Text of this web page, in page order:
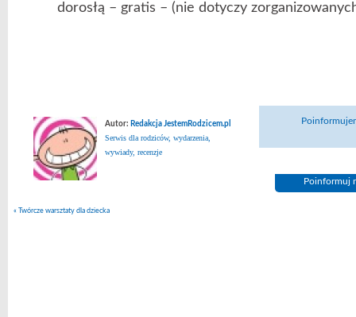
dorosłą – gratis – (nie dotyczy
Autor: Redakcja JestemRodzicem.pl
Serwis dla rodziców, wydarzenia,
wywiady, recenzje
Poinformuj
« Twórcze warsztaty dla dziecka